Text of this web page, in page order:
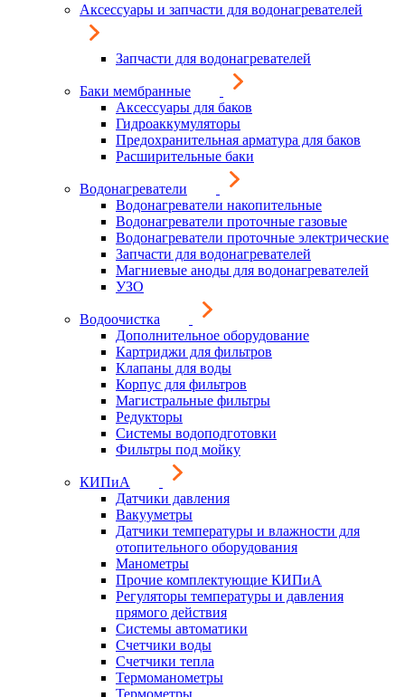
Аксессуары и запчасти для водонагревателей
Запчасти для водонагревателей
Баки мембранные
Аксессуары для баков
Гидроаккумуляторы
Предохранительная арматура для баков
Расширительные баки
Водонагреватели
Водонагреватели накопительные
Водонагреватели проточные газовые
Водонагреватели проточные электрические
Запчасти для водонагревателей
Магниевые аноды для водонагревателей
УЗО
Водоочистка
Дополнительное оборудование
Картриджи для фильтров
Клапаны для воды
Корпус для фильтров
Магистральные фильтры
Редукторы
Системы водоподготовки
Фильтры под мойку
КИПиА
Датчики давления
Вакууметры
Датчики температуры и влажности для
отопительного оборудования
Манометры
Прочие комплектующие КИПиА
Регуляторы температуры и давления
прямого действия
Системы автоматики
Счетчики воды
Счетчики тепла
Термоманометры
Термометры